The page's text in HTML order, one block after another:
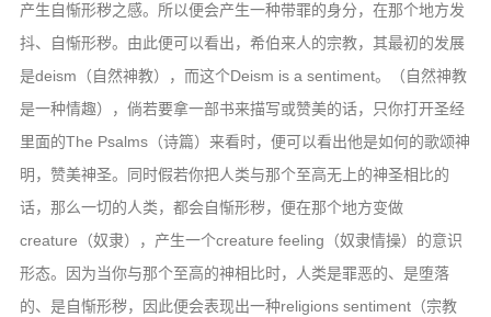
产生自惭形秽之感。所以便会产生一种带罪的身分，在那个地方发
抖、自惭形秽。由此便可以看出，希伯来人的宗教，其最初的发展
是deism（自然神教），而这个Deism is a sentiment。（自然神教
是一种情趣），倘若要拿一部书来描写或赞美的话，只你打开圣经
里面的The Psalms（诗篇）来看时，便可以看出他是如何的歌颂神
明，赞美神圣。同时假若你把人类与那个至高无上的神圣相比的
话，那么一切的人类，都会自惭形秽，便在那个地方变做
creature（奴隶），产生一个creature feeling（奴隶情操）的意识
形态。因为当你与那个至高的神相比时，人类是罪恶的、是堕落
的、是自惭形秽，因此便会表现出一种religions sentiment（宗教